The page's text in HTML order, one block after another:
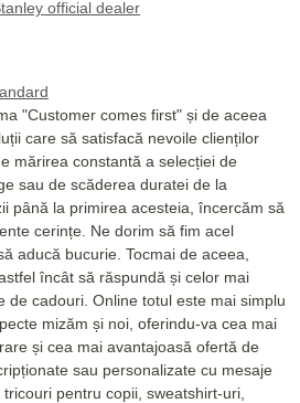
"Customer comes first" și de aceea
care să satisfacă nevoile clienților
mărirea constantă a selecției de
sau de scăderea duratei de la
până la primirea acesteia, încercăm să
cerințe. Ne dorim să fim acel
aducă bucurie. Tocmai de aceea,
încât să răspundă și celor mai
de cadouri. Online totul este mai simplu
mizăm și noi, oferindu-va cea mai
și cea mai avantajoasă ofertă de
sau personalizate cu mesaje
pentru copii, sweatshirt-uri,